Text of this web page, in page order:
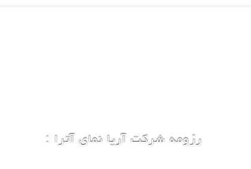
رزومه شرکت آریا نمای آترا :